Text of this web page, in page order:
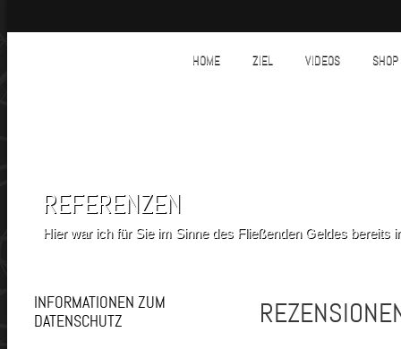
HOME ZIEL VIDEOS SHOP
REFERENZEN
Hier war ich für Sie im Sinne des Fließenden Geldes bereits
INFORMATIONEN ZUM
DATENSCHUTZ